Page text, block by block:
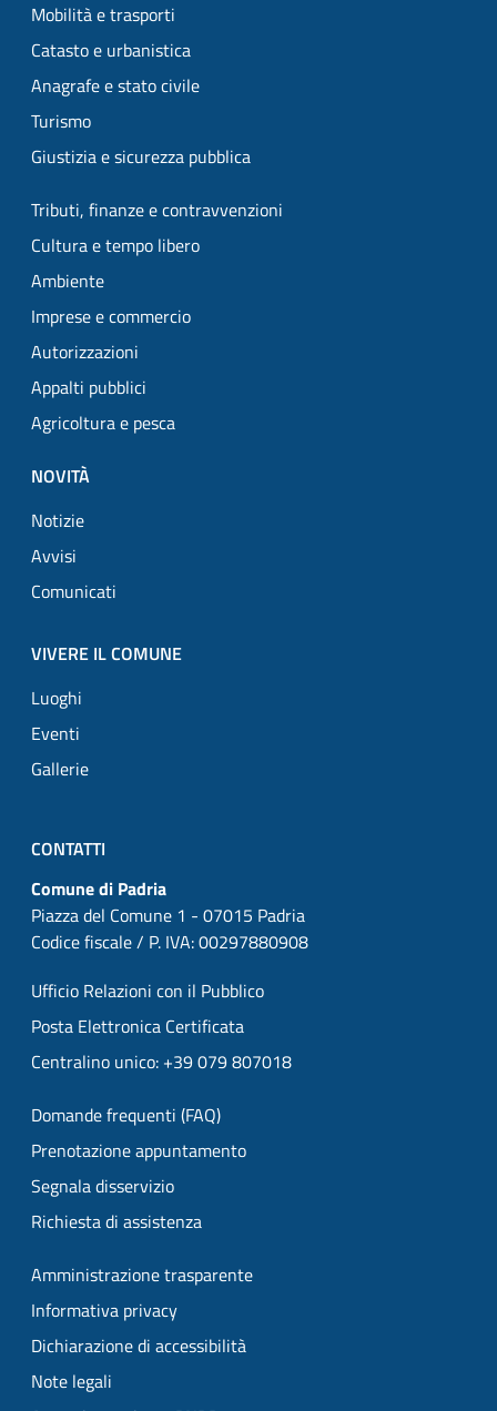
Mobilità e trasporti
Catasto e urbanistica
Anagrafe e stato civile
Turismo
Giustizia e sicurezza pubblica
Tributi, finanze e contravvenzioni
Cultura e tempo libero
Ambiente
Imprese e commercio
Autorizzazioni
Appalti pubblici
Agricoltura e pesca
NOVITÀ
Notizie
Avvisi
Comunicati
VIVERE IL COMUNE
Luoghi
Eventi
Gallerie
CONTATTI
Comune di Padria
Piazza del Comune 1 - 07015 Padria
Codice fiscale / P. IVA: 00297880908
Ufficio Relazioni con il Pubblico
Posta Elettronica Certificata
Centralino unico: +39 079 807018
Domande frequenti (FAQ)
Prenotazione appuntamento
Segnala disservizio
Richiesta di assistenza
Amministrazione trasparente
Informativa privacy
Dichiarazione di accessibilità
Note legali